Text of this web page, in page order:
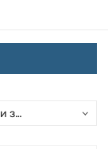
В наличии и заказ свыше 15 дн